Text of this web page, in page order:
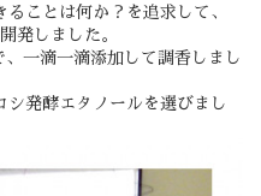
ことは何か？を追求して、
発しました。
一滴一滴添加して調香しまし
シ発酵エタノールを選びまし